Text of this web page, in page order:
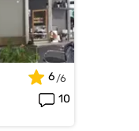
6
10